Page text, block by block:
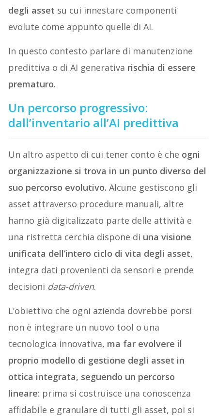
degli asset su cui innestare componenti
evolute come appunto quelle di AI.
In questo contesto parlare di manutenzione
predittiva o di AI generativa rischia di essere
prematuro.
Un percorso progressivo:
dall’inventario all’AI predittiva
Un altro aspetto di cui tener conto è che ogni
organizzazione si trova in un punto diverso del
suo percorso evolutivo. Alcune gestiscono gli
asset attraverso procedure manuali, altre
hanno già digitalizzato parte delle attività e
una ristretta cerchia dispone di una visione
unificata dell’intero ciclo di vita degli asset,
integra dati provenienti da sensori e prende
decisioni data-driven.
L’obiettivo che ogni azienda dovrebbe porsi
non è integrare un nuovo tool o una
tecnologica innovativa, ma far evolvere il
proprio modello di gestione degli asset in
ottica integrata, seguendo un percorso
lineare: prima si costruisce una conoscenza
affidabile e granulare di tutti gli asset, poi si